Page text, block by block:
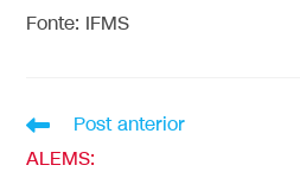
Fonte: IFMS
Post anterior
ALEMS: